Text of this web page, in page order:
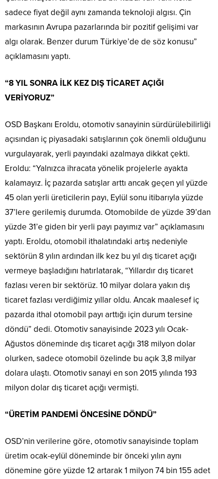
sadece fiyat değil aynı zamanda teknoloji algısı. Çin
markasının Avrupa pazarlarında bir pozitif gelişimi var
algı olarak. Benzer durum Türkiye’de de söz konusu”
açıklamasını yaptı.
“8 YIL SONRA İLK KEZ DIŞ TİCARET AÇIĞI
VERİYORUZ”
OSD Başkanı Eroldu, otomotiv sanayinin sürdürülebilirliği
açısından iç piyasadaki satışlarının çok önemli olduğunu
vurgulayarak, yerli payındaki azalmaya dikkat çekti.
Eroldu: “Yalnızca ihracata yönelik projelerle ayakta
kalamayız. İç pazarda satışlar arttı ancak geçen yıl yüzde
45 olan yerli üreticilerin payı, Eylül sonu itibarıyla yüzde
37’lere gerilemiş durumda. Otomobilde de yüzde 39’dan
yüzde 31’e giden bir yerli payı payımız var” açıklamasını
yaptı. Eroldu, otomobil ithalatındaki artış nedeniyle
sektörün 8 yılın ardından ilk kez bu yıl dış ticaret açığı
vermeye başladığını hatırlatarak, “Yıllardır dış ticaret
fazlası veren bir sektörüz. 10 milyar dolara yakın dış
ticaret fazlası verdiğimiz yıllar oldu. Ancak maalesef iç
pazarda ithal otomobil payı arttığı için durum tersine
döndü” dedi. Otomotiv sanayisinde 2023 yılı Ocak-
Ağustos döneminde dış ticaret açığı 318 milyon dolar
olurken, sadece otomobil özelinde bu açık 3,8 milyar
dolara ulaştı. Otomotiv sanayi en son 2015 yılında 193
milyon dolar dış ticaret açığı vermişti.
“ÜRETİM PANDEMİ ÖNCESİNE DÖNDÜ”
OSD’nin verilerine göre, otomotiv sanayisinde toplam
üretim ocak-eylül döneminde bir önceki yılın aynı
dönemine göre yüzde 12 artarak 1 milyon 74 bin 155 adet